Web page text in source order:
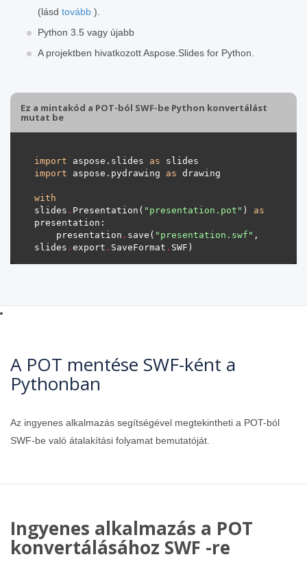
(lásd tovább ).
Python 3.5 vagy újabb
A projektben hivatkozott Aspose.Slides for Python.
Ez a mintakód a POT-ból SWF-be Python konvertálást
mutat be
import aspose.slides as
import aspose.pydrawing as
with
slides . Presentation( "presentation.pot" ) as
    presentation
. save( "presentation.swf" ,
slides . export . SaveFormat .
A POT mentése SWF-ként a
Pythonban
Az ingyenes alkalmazás segítségével megtekintheti a POT-ból
SWF-be való átalakítási folyamat bemutatóját.
Ingyenes alkalmazás a POT
konvertálásához SWF -re